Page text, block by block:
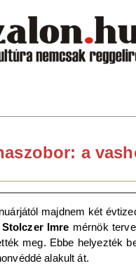
a
majdnem két
Stolczer Imre mérnök
meg. Ebbe helyezték
alakult át.